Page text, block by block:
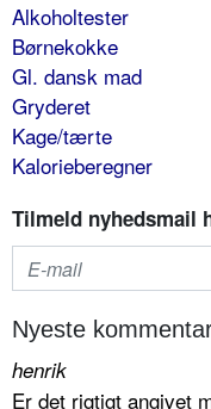
Alkoholtester
Børnekokke
Gl. dansk mad
Gryderet
Kage/tærte
Kalorieberegner
Tilmeld nyhedsmail
Nyeste
henrik
Er det rigtigt angivet